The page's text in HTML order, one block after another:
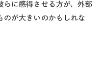
らに感得させる方が、外部
のが大きいのかもしれな